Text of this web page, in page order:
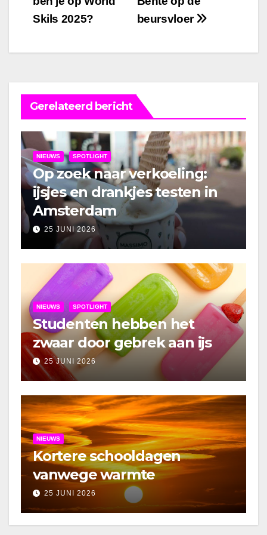
navigatie
beursvloer
Skils 2025?
Gerelateerd bericht
NIEUWS SPOTLIGHT
Op zoek naar verkoeling:
ijsjes en drankjes testen in
Amsterdam
25 JUNI 2026
NIEUWS SPOTLIGHT
Studenten hebben het
zwaar door gebrek aan ijs
25 JUNI 2026
NIEUWS
Kortere schooldagen
vanwege warmte
25 JUNI 2026